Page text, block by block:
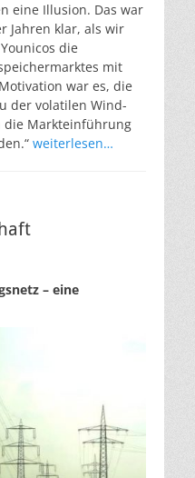
eine Illusion. Das war
Jahren klar, als wir
die
mit
war es, die
der volatilen Wind-
die Markteinführung
weiterlesen…
– eine